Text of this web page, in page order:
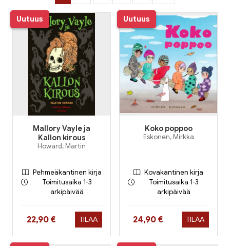
Uutuus
Mallory Vayle ja
Kallon kirous
Howard, Martin
Pehmeäkantinen kirja
Toimitusaika 1-3
arkipäivää
Hinta nyt
22,90 € TILAA
Uutuus
Koko poppoo
Eskonen, Mirkka
Kovakantinen kirja
Toimitusaika 1-3
arkipäivää
Hinta nyt
24,90 € TILAA